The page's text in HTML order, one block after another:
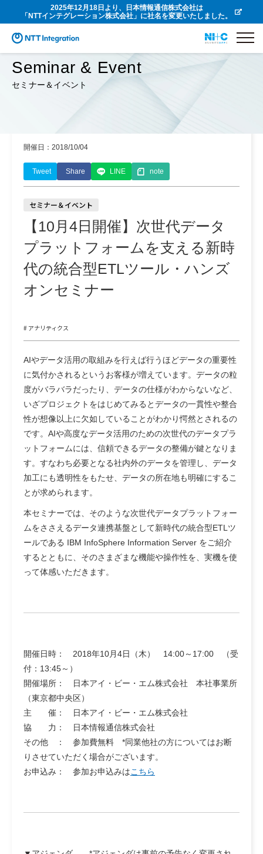
2025年12月18日より、日本情報通信株式会社は
「NTTインテグレーション株式会社」に社名を変更いたしました。
Seminar & Event
セミナー＆イベント
開催日：2018/10/04
Tweet Share LINE note
セミナー＆イベント
【10月4日開催】次世代データ
プラットフォームを支える新時
代の統合型ETLツール・ハンズ
オンセミナー
# アナリティクス
AIやデータ活用の取組みを行えば行うほどデータの重要性
に気付かされるというお客様が増えています。データの粒
度がバラバラだったり、データの仕様がわからないなど、
いざプロジェクトをはじめてみるとデータの一貫性や整合
性が想像以上に欠如していることがわかり愕然とされるの
です。AIや高度なデータ活用のための次世代のデータプラ
ットフォームには、信頼できるデータの整備が鍵となりま
す。すなわち必要となる社内外のデータを管理し、データ
加工にも透明性をもたせ、データの所在地も明確にするこ
とが求められます。
本セミナーでは、そのような次世代データプラットフォー
ムをささえるデータ連携基盤として新時代の統合型ETLツ
ールである IBM InfoSphere Information Server をご紹介
するとともに、そのさまざまな機能や操作性を、実機を使
って体感いただきます。
開催日時： 2018年10月4日（木） 14:00～17:00 （受
付：13:45～）
開催場所： 日本アイ・ビー・エム株式会社 本社事業所
（東京都中央区）
主 催： 日本アイ・ビー・エム株式会社
協 力： 日本情報通信株式会社
その他 ： 参加費無料 *同業他社の方についてはお断
りさせていただく場合がございます。
お申込み： 参加お申込みはこちら